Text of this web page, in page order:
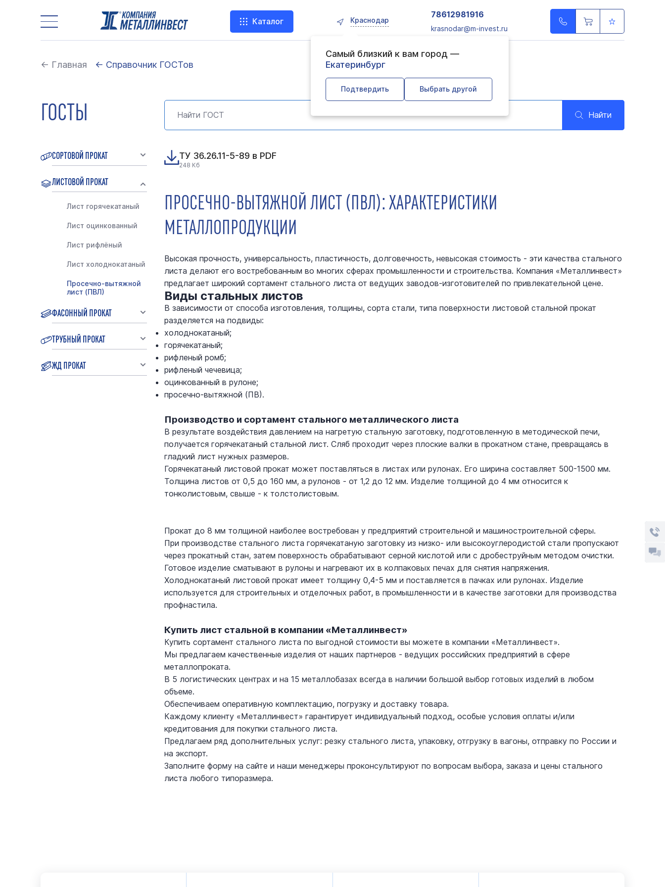
Каталог Краснодар
Самый близкий к вам город —
Екатеринбург
Подтвердить Выбрать другой
78612981916
krasnodar@m-invest.ru
← Главная ← Справочник ГОСТов
ГОСТЫ
СОРТОВОЙ ПРОКАТ
ЛИСТОВОЙ ПРОКАТ
Лист горячекатаный
Лист оцинкованный
Лист рифлёный
Лист холоднокатаный
Просечно-вытяжной
лист (ПВЛ)
ФАСОННЫЙ ПРОКАТ
ТРУБНЫЙ ПРОКАТ
ЖД ПРОКАТ
Найти
ТУ 36.26.11-5-89 в PDF
248 Кб
ПРОСЕЧНО-ВЫТЯЖНОЙ ЛИСТ (ПВЛ): ХАРАКТЕРИСТИКИ
МЕТАЛЛОПРОДУКЦИИ
Высокая прочность, универсальность, пластичность, долговечность, невысокая стоимость - эти качества стального
листа делают его востребованным во многих сферах промышленности и строительства. Компания «Металлинвест»
предлагает широкий сортамент стального листа от ведущих заводов-изготовителей по привлекательной цене.
Виды стальных листов
В зависимости от способа изготовления, толщины, сорта стали, типа поверхности листовой стальной прокат
разделяется на подвиды:
холоднокатаный;
горячекатаный;
рифленый ромб;
рифленый чечевица;
оцинкованный в рулоне;
просечно-вытяжной (ПВ).
Производство и сортамент стального металлического листа
В результате воздействия давлением на нагретую стальную заготовку, подготовленную в методической печи,
получается горячекатаный стальной лист. Сляб проходит через плоские валки в прокатном стане, превращаясь в
гладкий лист нужных размеров.
Горячекатаный листовой прокат может поставляться в листах или рулонах. Его ширина составляет 500-1500 мм.
Толщина листов от 0,5 до 160 мм, а рулонов - от 1,2 до 12 мм. Изделие толщиной до 4 мм относится к
тонколистовым, свыше - к толстолистовым.
Прокат до 8 мм толщиной наиболее востребован у предприятий строительной и машиностроительной сферы.
При производстве стального листа горячекатаную заготовку из низко- или высокоуглеродистой стали пропускают
через прокатный стан, затем поверхность обрабатывают серной кислотой или с дробеструйным методом очистки.
Готовое изделие сматывают в рулоны и нагревают их в колпаковых печах для снятия напряжения.
Холоднокатаный листовой прокат имеет толщину 0,4-5 мм и поставляется в пачках или рулонах. Изделие
используется для строительных и отделочных работ, в промышленности и в качестве заготовки для производства
профнастила.
Купить лист стальной в компании «Металлинвест»
Купить сортамент стального листа по выгодной стоимости вы можете в компании «Металлинвест».
Мы предлагаем качественные изделия от наших партнеров - ведущих российских предприятий в сфере
металлопроката.
В 5 логистических центрах и на 15 металлобазах всегда в наличии большой выбор готовых изделий в любом
объеме.
Обеспечиваем оперативную комплектацию, погрузку и доставку товара.
Каждому клиенту «Металлинвест» гарантирует индивидуальный подход, особые условия оплаты и/или
кредитования для покупки стального листа.
Предлагаем ряд дополнительных услуг: резку стального листа, упаковку, отгрузку в вагоны, отправку по России и
на экспорт.
Заполните форму на сайте и наши менеджеры проконсультируют по вопросам выбора, заказа и цены стального
листа любого типоразмера.